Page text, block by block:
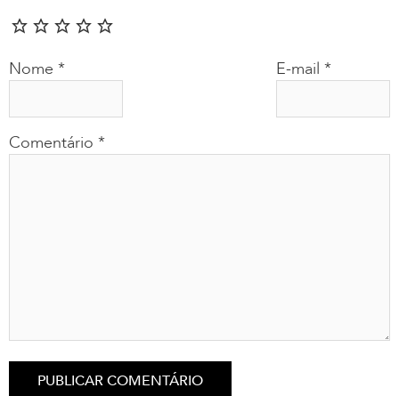
Comentário *
Nome * E-mail *